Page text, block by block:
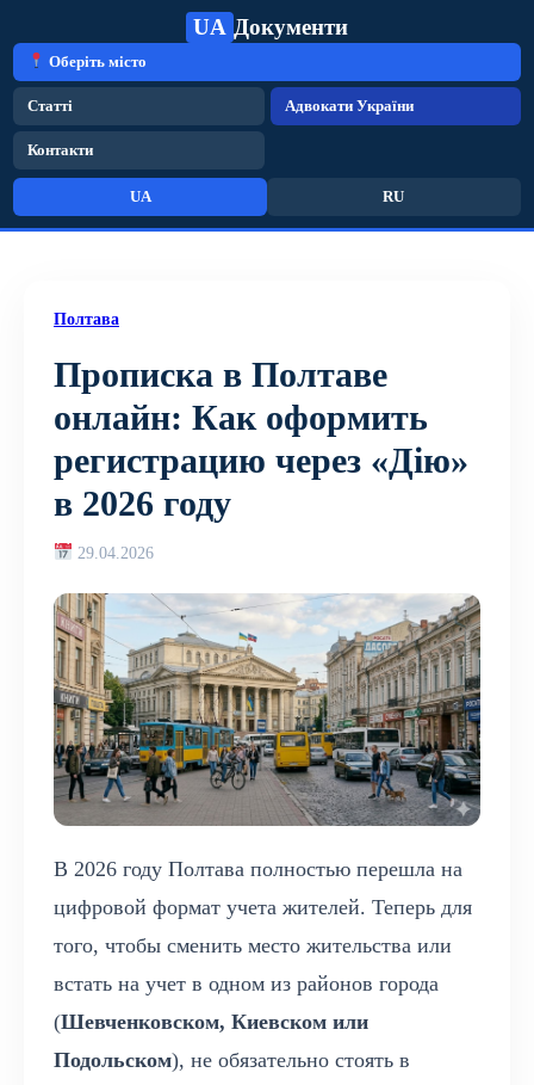
UA Документи
Оберіть місто
Статті Адвокати України
Контакти
UA RU
Полтава
Прописка в Полтаве
онлайн: Как оформить
регистрацию через «Дію»
в 2026 году
29.04.2026
В 2026 году Полтава полностью перешла на
цифровой формат учета жителей. Теперь для
того, чтобы сменить место жительства или
встать на учет в одном из районов города
(Шевченковском, Киевском или
Подольском), не обязательно стоять в